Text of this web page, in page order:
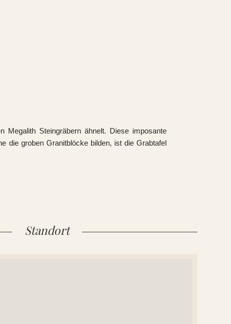
Steingräbern ähnelt. Diese imposante
die groben Granitblöcke bilden, ist die Grabtafel
Standort